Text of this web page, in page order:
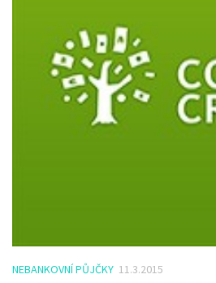
NEBANKOVNÍ PŮJČKY 11.3.2015